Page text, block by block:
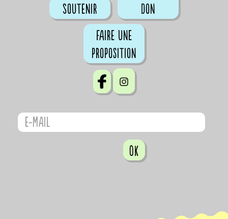
Soutenir
don
Faire une
proposition
OK